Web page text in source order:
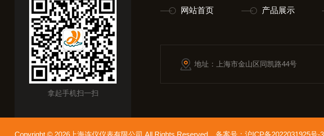
拿起手机扫一扫
网站首页 产品展示
地址：上海市金山区同凯路44号
Copyright © 2026上海连仪仪表有限公司 All Rights Reserved 备案号： 沪ICP备2022031925号-3